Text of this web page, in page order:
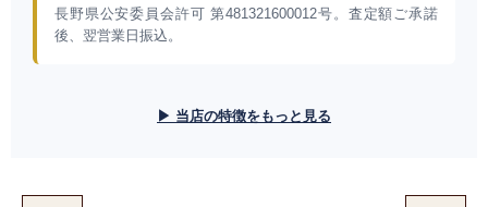
長野県公安委員会許可 第481321600012号。査定額ご承諾
後、翌営業日振込。
▶ 当店の特徴をもっと見る